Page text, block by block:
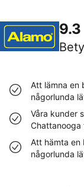
9.3
Att lämna en
någorlunda
Våra kunder
Att hämta en
någorlunda